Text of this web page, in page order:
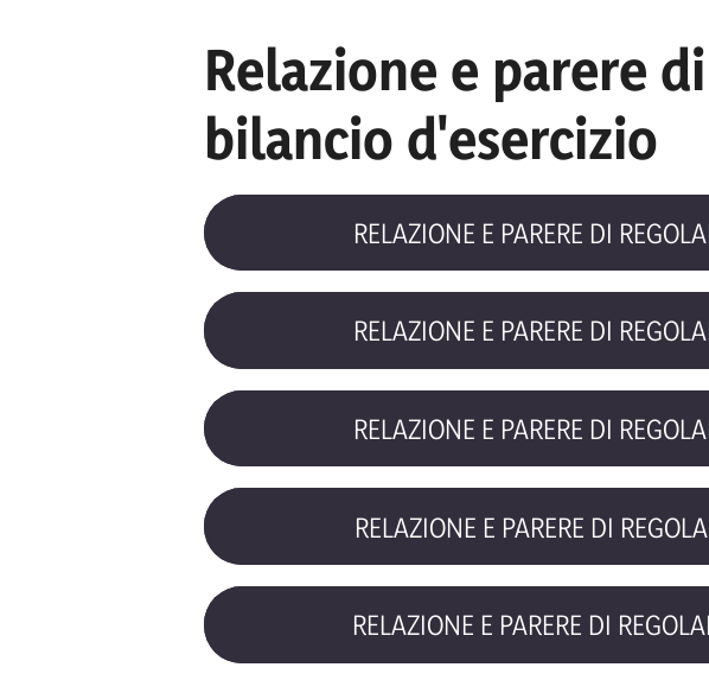
Relazione e parere
bilancio d'esercizio
RELAZIONE E PARERE DI
RELAZIONE E PARERE DI
RELAZIONE E PARERE DI
RELAZIONE E PARERE DI
RELAZIONE E PARERE DI